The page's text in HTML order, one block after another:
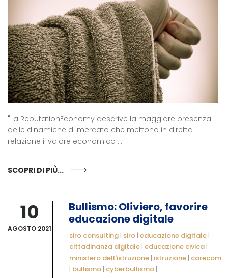
"La ReputationEconomy descrive la maggiore presenza
delle dinamiche di mercato che mettono in diretta
relazione il valore economico ...
SCOPRI DI PIÙ...
10
AGOSTO 2021
Bullismo: Oliviero, favorire
educazione digitale
siro consulting | siro | educazione digitale |
cittadinanza digitale | educazione civica |
ministero dell'istruzione | istruzione | corecom
| bullismo | cyberbullismo |